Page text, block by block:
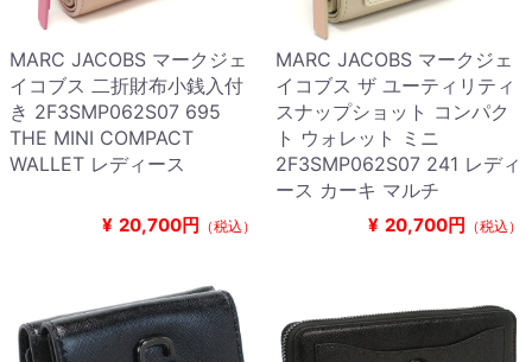
MARC JACOBS マークジェ
イコブス 二折財布小銭入付
き 2F3SMP062S07 695
THE MINI COMPACT
WALLET レディース
¥ 20,700円 （税込）
MARC JACOBS マークジェ
イコブス ザ ユーティリティ
スナップショット コンパク
ト ウォレット ミニ
2F3SMP062S07 241 レディ
ース カーキ マルチ
¥ 20,700円 （税込）